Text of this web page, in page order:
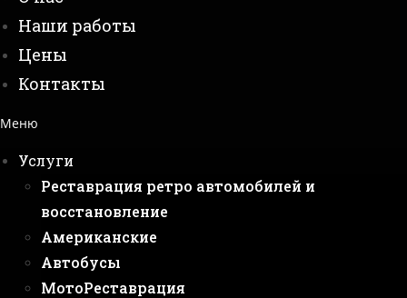
Наши работы
Цены
Контакты
Меню
Услуги
Реставрация ретро автомобилей и
восстановление
Американские
Автобусы
МотоРеставрация